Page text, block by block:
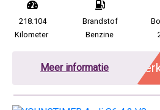
218.104
Kilometer
Brandstof
Benzine
Meer informatie